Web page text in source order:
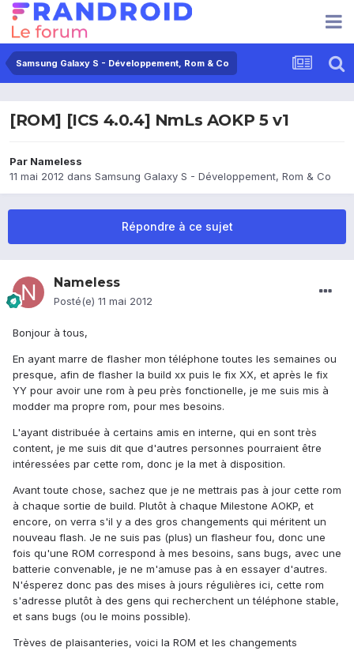
Samsung Galaxy S - Développement, Rom & Co
[ROM] [ICS 4.0.4] NmLs AOKP 5 v1
Par Nameless
11 mai 2012 dans Samsung Galaxy S - Développement, Rom & Co
Répondre à ce sujet
Nameless
Posté(e) 11 mai 2012
Bonjour à tous,
En ayant marre de flasher mon téléphone toutes les semaines ou
presque, afin de flasher la build xx puis le fix XX, et après le fix
YY pour avoir une rom à peu près fonctionelle, je me suis mis à
modder ma propre rom, pour mes besoins.
L'ayant distribuée à certains amis en interne, qui en sont très
content, je me suis dit que d'autres personnes pourraient être
intéressées par cette rom, donc je la met à disposition.
Avant toute chose, sachez que je ne mettrais pas à jour cette rom
à chaque sortie de build. Plutôt à chaque Milestone AOKP, et
encore, on verra s'il y a des gros changements qui méritent un
nouveau flash. Je ne suis pas (plus) un flasheur fou, donc une
fois qu'une ROM correspond à mes besoins, sans bugs, avec une
batterie convenable, je ne m'amuse pas à en essayer d'autres.
N'ésperez donc pas des mises à jours régulières ici, cette rom
s'adresse plutôt à des gens qui recherchent un téléphone stable,
et sans bugs (ou le moins possible).
Trèves de plaisanteries, voici la ROM et les changements